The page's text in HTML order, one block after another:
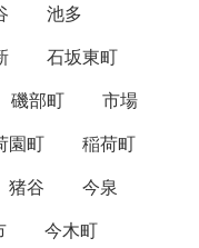
池多
石坂東町
磯部町
市場
園町
稲荷町
猪谷
今泉
今木町